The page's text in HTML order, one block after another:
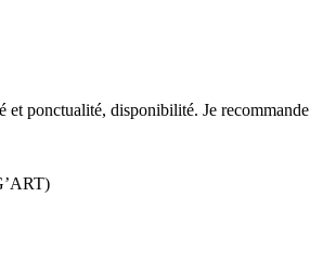
et ponctualité, disponibilité. Je recommande